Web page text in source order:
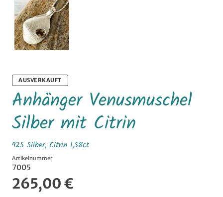
AUSVERKAUFT
Anhänger Venusmuschel
Silber mit Citrin
925 Silber, Citrin 1,58ct
Artikelnummer
7005
265,00 €